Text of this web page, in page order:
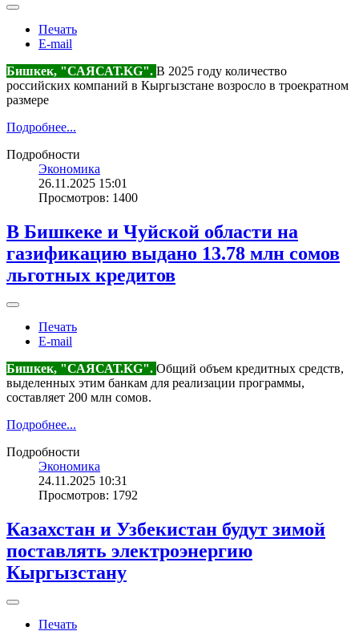
Печать
E-mail
Бишкек, "САЯСАТ.KG". В 2025 году количество
российских компаний в Кыргызстане возросло в троекратном
размере
Подробнее...
Подробности
Экономика
26.11.2025 15:01
Просмотров: 1400
В Бишкеке и Чуйской области на
газификацию выдано 13.78 млн сомов
льготных кредитов
Печать
E-mail
Бишкек, "САЯСАТ.KG". Общий объем кредитных средств,
выделенных этим банкам для реализации программы,
составляет 200 млн сомов.
Подробнее...
Подробности
Экономика
24.11.2025 10:31
Просмотров: 1792
Казахстан и Узбекистан будут зимой
поставлять электроэнергию
Кыргызстану
Печать